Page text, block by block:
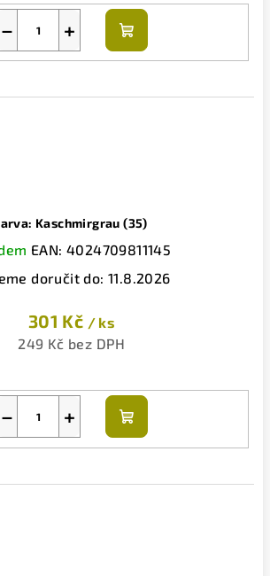
+
−
Do
košíku
Kaschmirgrau (35)
EAN: 4024709811145
doručit do: 11.8.2026
301 Kč / ks
249 Kč bez DPH
+
−
Do
košíku